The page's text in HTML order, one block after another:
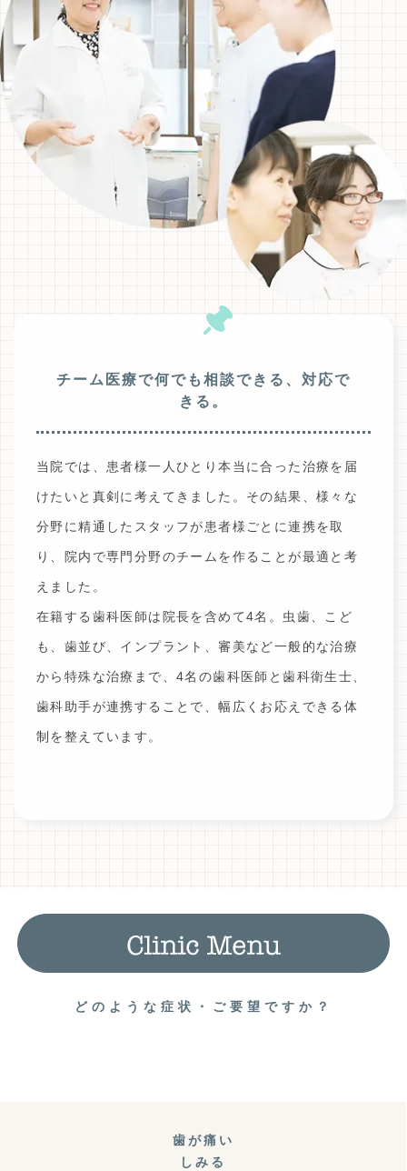
チーム医療で何でも相談できる、対応で
きる。
当院では、患者様一人ひとり本当に合った治療を届
けたいと真剣に考えてきました。その結果、様々な
分野に精通したスタッフが患者様ごとに連携を取
り、院内で専門分野のチームを作ることが最適と考
えました。
在籍する歯科医師は院長を含めて4名。虫歯、こど
も、歯並び、インプラント、審美など一般的な治療
から特殊な治療まで、4名の歯科医師と歯科衛生士、
歯科助手が連携することで、幅広くお応えできる体
制を整えています。
どのような症状・ご要望ですか？
歯が痛い
しみる